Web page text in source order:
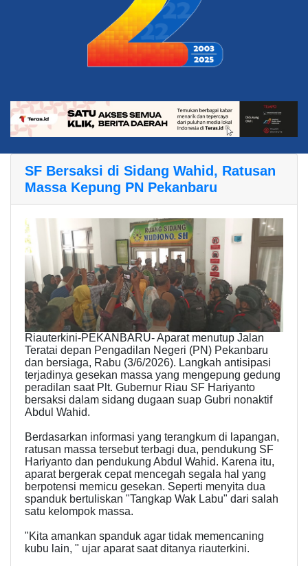
SF Bersaksi di Sidang Wahid, Ratusan
Massa Kepung PN Pekanbaru
Riauterkini-PEKANBARU- Aparat menutup Jalan
Teratai depan Pengadilan Negeri (PN) Pekanbaru
dan bersiaga, Rabu (3/6/2026). Langkah antisipasi
terjadinya gesekan massa yang mengepung gedung
peradilan saat Plt. Gubernur Riau SF Hariyanto
bersaksi dalam sidang dugaan suap Gubri nonaktif
Abdul Wahid.
Berdasarkan informasi yang terangkum di lapangan,
ratusan massa tersebut terbagi dua, pendukung SF
Hariyanto dan pendukung Abdul Wahid. Karena itu,
aparat bergerak cepat mencegah segala hal yang
berpotensi memicu gesekan. Seperti menyita dua
spanduk bertuliskan "Tangkap Wak Labu" dari salah
satu kelompok massa.
"Kita amankan spanduk agar tidak memencaning
kubu lain, " ujar aparat saat ditanya riauterkini.